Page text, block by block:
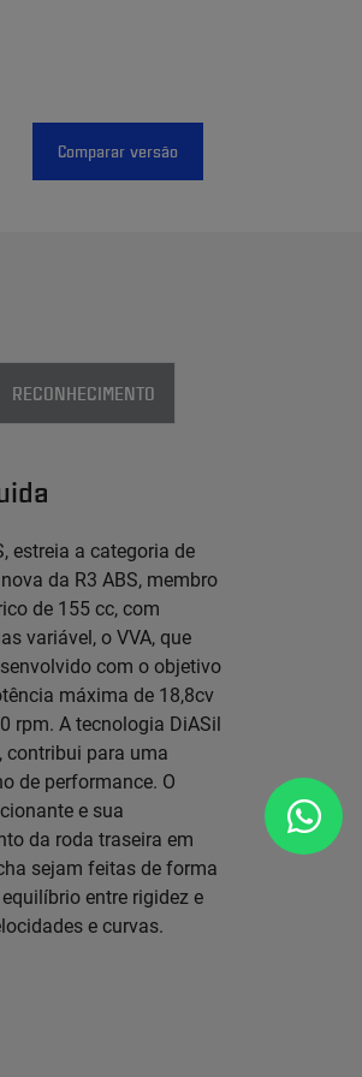
Comparar versão
RECONHECIMENTO
estreia a categoria de
da R3 ABS, membro
de 155 cc, com
variável, o VVA, que
com o objetivo
máxima de 18,8cv
rpm. A tecnologia DiASil
para uma
de performance. O
e sua
da roda traseira em
sejam feitas de forma
entre rigidez e
e curvas.